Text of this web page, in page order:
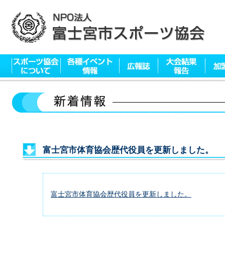
富士宮市体育協会歴代役員を更新しました。
富士宮市体育協会歴代役員を更新しました。